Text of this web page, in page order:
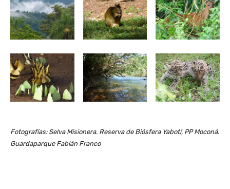
Fotografías: Selva Misionera. Reserva de Biósfera Yabotí, PP Moconá.
Guardaparque Fabián Franco